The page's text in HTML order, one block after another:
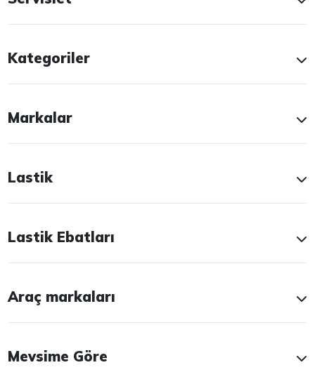
Kategoriler
Markalar
Lastik
Lastik Ebatları
Araç markaları
Mevsime Göre